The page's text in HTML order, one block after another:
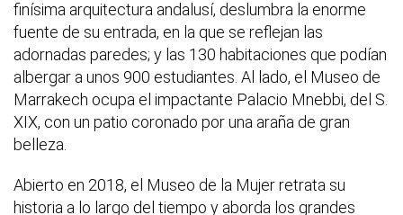
finísima arquitectura andalusí, deslumbra la enorme
fuente de su entrada, en la que se reflejan las
adornadas paredes; y las 130 habitaciones que podían
albergar a unos 900 estudiantes. Al lado, el Museo de
Marrakech ocupa el impactante Palacio Mnebbi, del S.
XIX, con un patio coronado por una araña de gran
belleza.
Abierto en 2018, el Museo de la Mujer retrata su
historia a lo largo del tiempo y aborda los grandes